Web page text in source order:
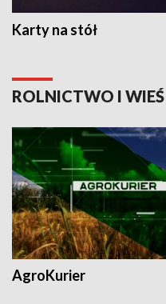
Karty na stół
ROLNICTWO I WIEŚ
AgroKurier